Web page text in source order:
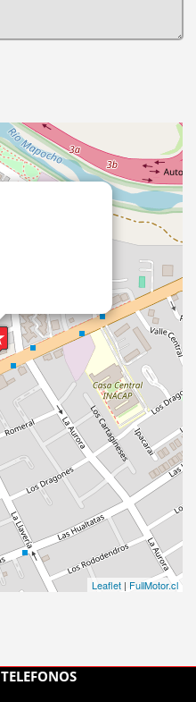
Leaflet | FullMotor.cl
TELÉFONOS